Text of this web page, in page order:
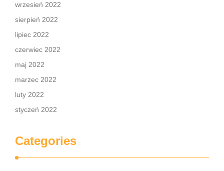
wrzesień 2022
sierpień 2022
lipiec 2022
czerwiec 2022
maj 2022
marzec 2022
luty 2022
styczeń 2022
Categories